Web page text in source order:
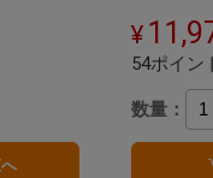
54ポイン
数量：